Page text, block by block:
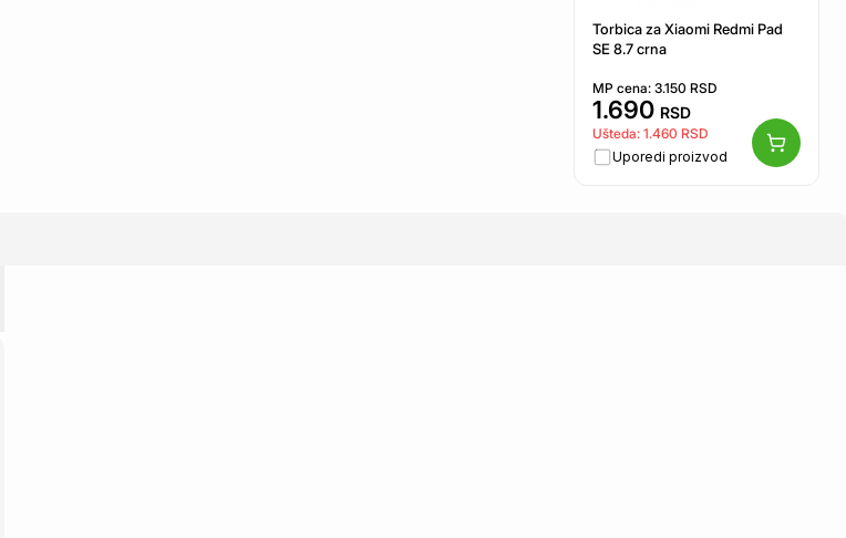
Torbica za Xiaomi Redmi Pad
SE 8.7 crna
MP cena: 3.150 RSD
1.690 RSD
Ušteda: 1.460 RSD
Uporedi proizvod